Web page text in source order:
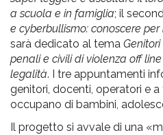
a scuola e in famiglia; il
e cyberbullismo: conoscere per
sarà dedicato al tema
penali e civili di violenza off
legalità. I tre appuntamenti
genitori, docenti, operatori e
occupano di bambini,
Il progetto si avvale di una